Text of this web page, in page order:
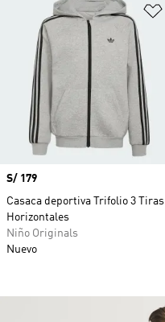
Precio
S/ 179
Casaca deportiva Trifolio 3 Tiras
Horizontales
Niño Originals
Nuevo